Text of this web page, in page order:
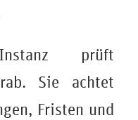
prüft
Sie achtet
Fristen und